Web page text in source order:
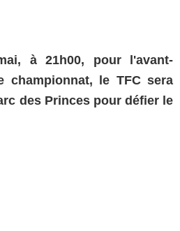
à 21h00, pour l'avant-
championnat, le TFC sera
des Princes pour défier le